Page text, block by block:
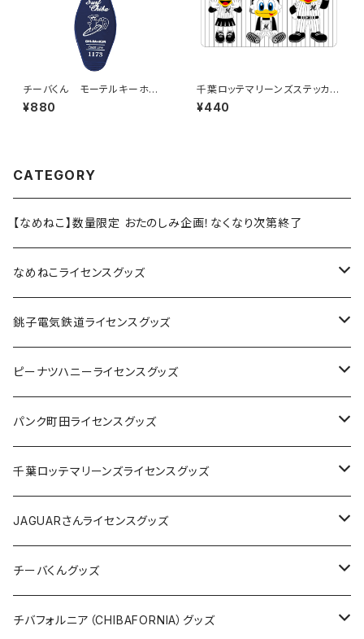
チーバくん モーテルキーホル
ダー design3
¥880
千葉ロッテマリーンズステッカー
10
¥440
CATEGORY
【なめねこ】数量限定 おたのしみ企画！なくなり次第終了
なめねこライセンスグッズ
Tシャツ
キャップ
ステッカー
缶バッジ
ホテルキーホルダー
銚子電気鉄道ライセンスグッズ
ステッカー
缶バッジ
アクリルキーホルダー
ホテルキーホルダー
クリアファイル
Tシャツ
ピーナツハニーライセンスグッズ
Tシャツ
キャップ
バッグ
ステッカー
缶バッジ
パンク町田ライセンスグッズ
Tシャツ
キャップ
バッグ
ステッカー
千葉ロッテマリーンズライセンスグッズ
ステッカー
ステッカー
ステッカー大
缶バッジ
缶バッジ32mm
エコバッグ
JAGUARさんライセンスグッズ
Tシャツ
ステッカー
チーバくんグッズ
Tシャツ
チバフォルニア（CHIBAFORNIA）グッズ